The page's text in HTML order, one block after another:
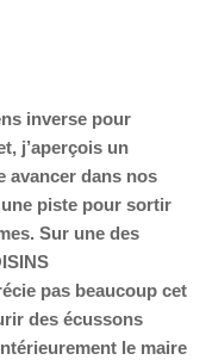
inverse pour
j’aperçois un
avancer dans nos
piste pour sortir
Sur une des
pas beaucoup cet
des écussons
le maire